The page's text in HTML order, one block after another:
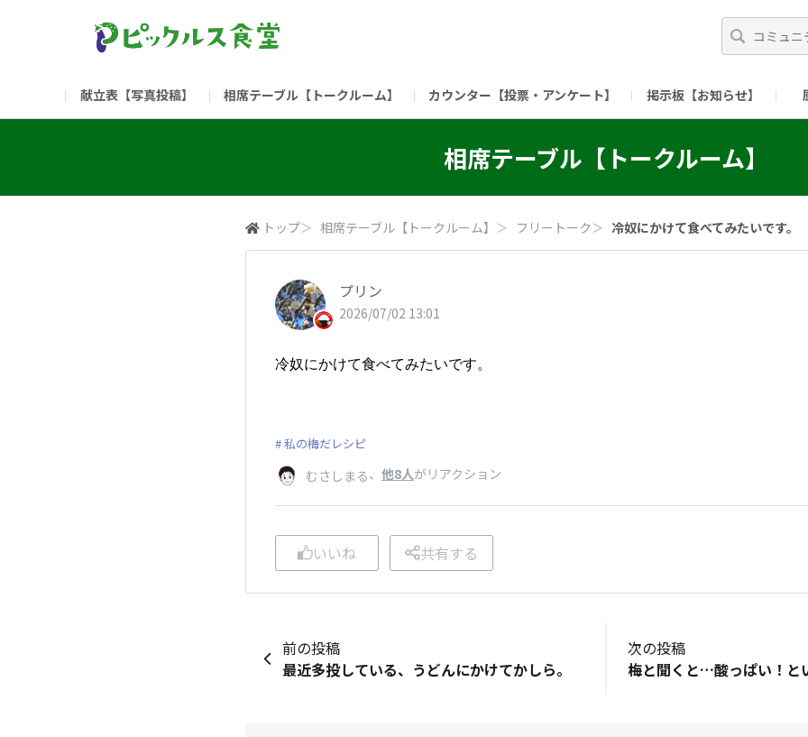
献立表【写真投稿】 相席テーブル【トークルーム】 カウンター【投票・アンケート】 掲示板【お知らせ】
（リンク）ご飯がススム ブランドサイト （リンク）ピックルスコーポレーションHP （リンク）
相席テーブル【トークルーム】
トップ＞ 相席テーブル【トークルーム】 ＞ フリートーク ＞ 冷奴にかけて食べてみたいです。
プリン
2026/07/02 13:01
冷奴にかけて食べてみたいです。
私の梅だレシピ
むさしまる、 他8人がリアクション
いいね 共有する
前の投稿
最近多投している、うどんにかけてかしら。
次の投稿